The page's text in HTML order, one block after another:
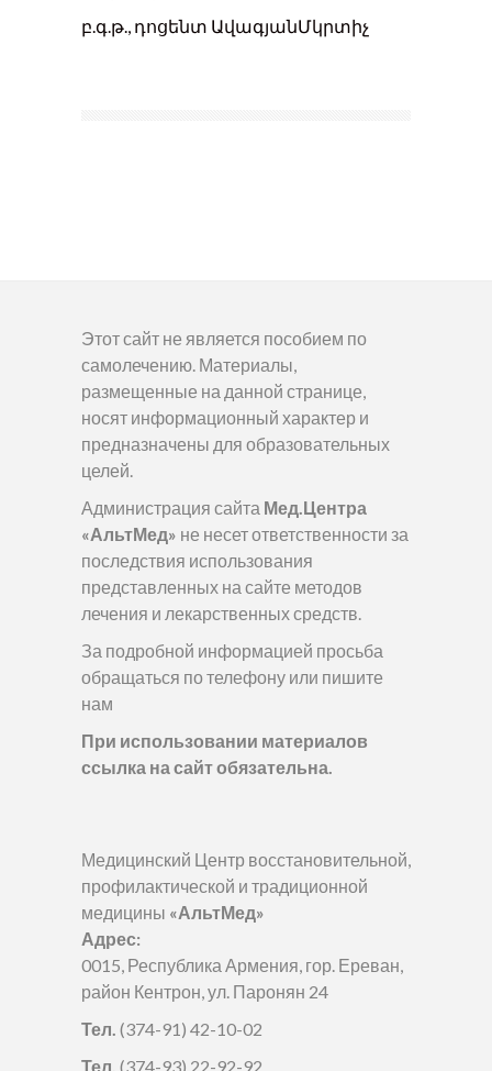
բ.գ.թ., դոցենտ ԱվագյանՄկրտիչ
Этот сайт не является пособием по
самолечению. Материалы,
размещенные на данной странице,
носят информационный характер и
предназначены для образовательных
целей.
Администрация сайта Мед.Центра
«АльтМед» не несет ответственности за
последствия использования
представленных на сайте методов
лечения и лекарственных средств.
За подробной информацией просьба
обращаться по телефону или пишите
нам
При использовании материалов
ссылка на сайт обязательна.
Медицинский Центр восстановительной,
профилактической и традиционной
медицины «АльтМед»
Адрес:
0015, Республика Армения, гор. Ереван,
район Кентрон, ул. Паронян 24
Тел. (374-91) 42-10-02
Тел. (374-93) 22-92-92